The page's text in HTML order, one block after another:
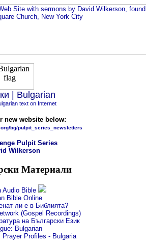
| Bulgarian
text on Internet
new website below:
bg/pulpit_series_newsletters
Pulpit Series
Wilkerson
Материали
Audio Bible
Bible Online
ли е в Библията?
(Gospel Recordings)
на Български Език
Bulgarian
Prayer Profiles - Bulgaria